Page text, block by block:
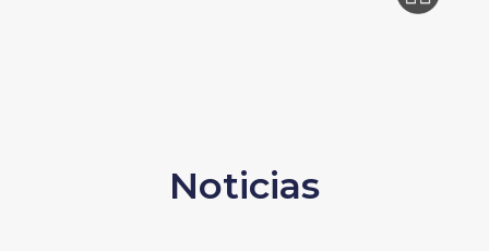
Noticias